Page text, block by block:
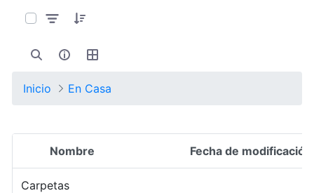
Inicio En Casa
Selección del elemento
Nombre Fecha de modificación
Carpetas